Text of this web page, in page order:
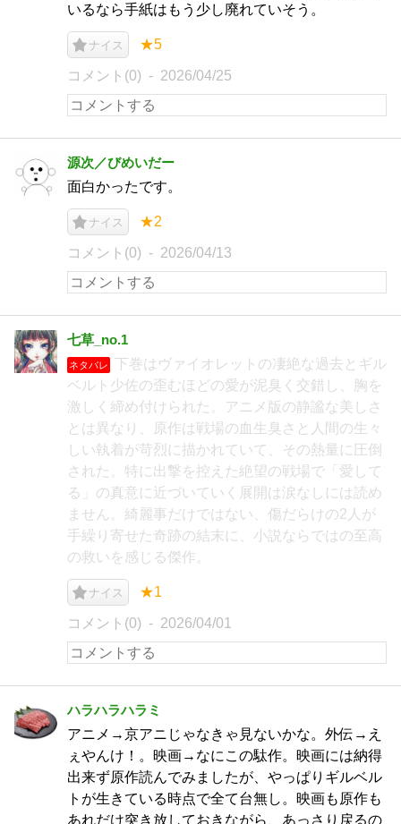
いるなら手紙はもう少し廃れていそう。
ナイス ★5
コメント(0) 2026/04/25
源次／びめいだー
面白かったです。
ナイス ★2
コメント(0) 2026/04/13
七草_no.1
ネタバレ
下巻はヴァイオレットの凄絶な過去とギル
ベルト少佐の歪むほどの愛が泥臭く交錯し、胸を
激しく締め付けられた。アニメ版の静謐な美しさ
とは異なり、原作は戦場の血生臭さと人間の生々
しい執着が苛烈に描かれていて、その熱量に圧倒
された。特に出撃を控えた絶望の戦場で「愛して
る」の真意に近づいていく展開は涙なしには読め
ません。綺麗事だけではない、傷だらけの2人が
手繰り寄せた奇跡の結末に、小説ならではの至高
の救いを感じる傑作。
ナイス ★1
コメント(0) 2026/04/01
ハラハラハラミ
アニメ→京アニじゃなきゃ見ないかな。外伝→え
ぇやんけ！。映画→なにこの駄作。映画には納得
出来ず原作読んでみましたが、やっぱりギルベル
トが生きている時点で全て台無し。映画も原作も
あれだけ突き放しておきながら、あっさり戻るの